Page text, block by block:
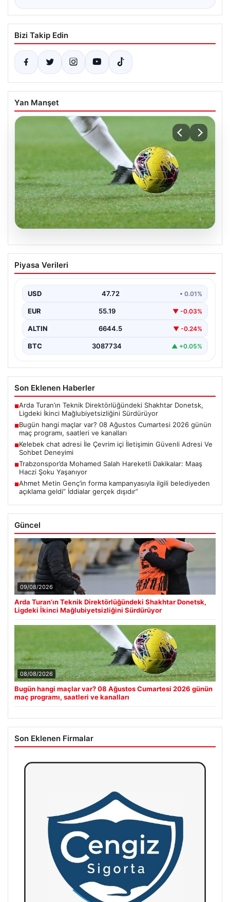
Bizi Takip Edin
Yan Manşet
08.08.2026
Bugün hangi maçlar var? 08 Ağustos
Cumartesi 2026 günün maç programı,
Piyasa Verileri
USD 47.72 • 0.01%
EUR 55.19 ▼ -0.03%
ALTIN 6644.5 ▼ -0.24%
BTC 3087734 ▲ +0.05%
Son Eklenen Haberler
■Arda Turan’ın Teknik Direktörlüğündeki Shakhtar Donetsk,
Ligdeki İkinci Mağlubiyetsizliğini Sürdürüyor
■Bugün hangi maçlar var? 08 Ağustos Cumartesi 2026 günün
maç programı, saatleri ve kanalları
■Kelebek chat adresi İle Çevrim içi İletişimin Güvenli Adresi Ve
Sohbet Deneyimi
■Trabzonspor’da Mohamed Salah Hareketli Dakikalar: Maaş
Haczi Şoku Yaşanıyor
■Ahmet Metin Genç’in forma kampanyasıyla ilgili belediyeden
açıklama geldi” İddialar gerçek dışıdır”
Güncel
09/08/2026
Arda Turan’ın Teknik Direktörlüğündeki Shakhtar Donetsk,
Ligdeki İkinci Mağlubiyetsizliğini Sürdürüyor
08/08/2026
Bugün hangi maçlar var? 08 Ağustos Cumartesi 2026 günün
maç programı, saatleri ve kanalları
Son Eklenen Firmalar